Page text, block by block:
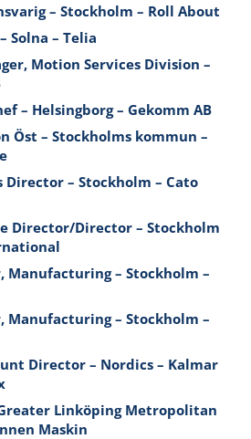
– Stockholm – Roll About
Solna – Telia
Motion Services Division –
– Helsingborg – Gekomm AB
Öst – Stockholms kommun –
Director – Stockholm – Cato
Director/Director – Stockholm
Manufacturing – Stockholm –
Manufacturing – Stockholm –
Director – Nordics – Kalmar
Linköping Metropolitan
Maskin